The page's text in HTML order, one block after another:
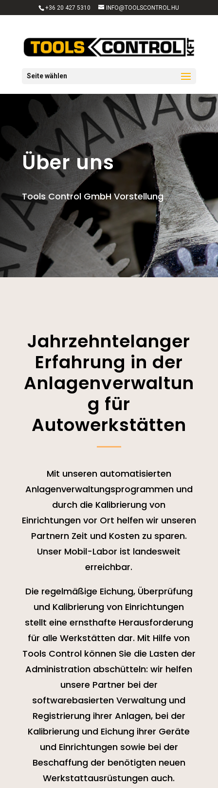
+36 20 427 5310 INFO@TOOLSCONTROL.HU
Seite wählen
Über uns
Tools Control GmbH Vorstellung
Jahrzehntelanger
Erfahrung in der
Anlagenverwaltun
g für
Autowerkstätten
Mit unseren automatisierten
Anlagenverwaltungsprogrammen und
durch die Kalibrierung von
Einrichtungen vor Ort helfen wir unseren
Partnern Zeit und Kosten zu sparen.
Unser Mobil-Labor ist landesweit
erreichbar.
Die regelmäßige Eichung, Überprüfung
und Kalibrierung von Einrichtungen
stellt eine ernsthafte Herausforderung
für alle Werkstätten dar. Mit Hilfe von
Tools Control können Sie die Lasten der
Administration abschütteln: wir helfen
unsere Partner bei der
softwarebasierten Verwaltung und
Registrierung ihrer Anlagen, bei der
Kalibrierung und Eichung ihrer Geräte
und Einrichtungen sowie bei der
Beschaffung der benötigten neuen
Werkstattausrüstungen auch.